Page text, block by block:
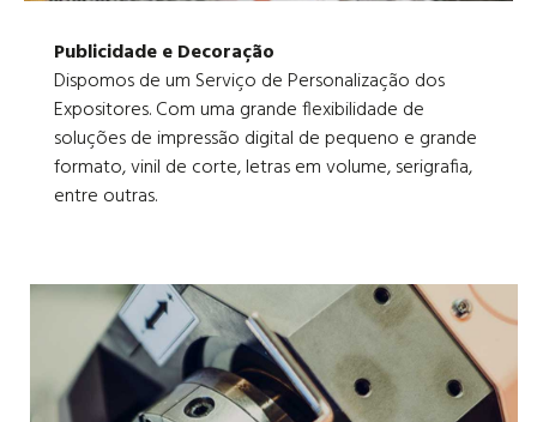
Publicidade e Decoração
Dispomos de um Serviço de Personalização dos
Expositores. Com uma grande flexibilidade de
soluções de impressão digital de pequeno e grande
formato, vinil de corte, letras em volume, serigrafia,
entre outras.